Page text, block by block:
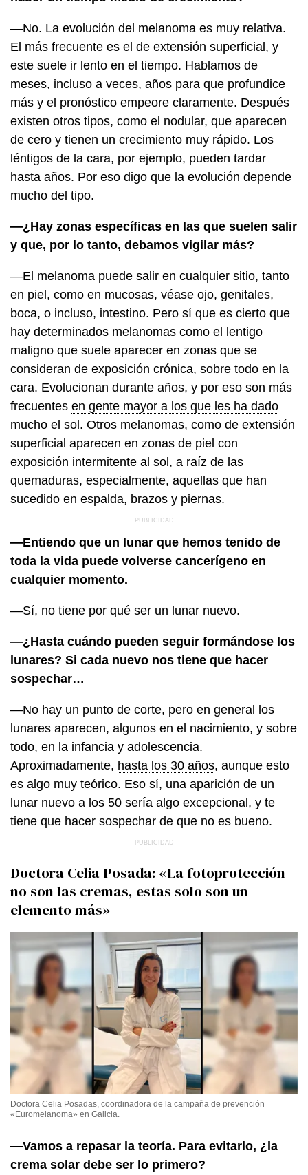
—No. La evolución del melanoma es muy relativa.
El más frecuente es el de extensión superficial, y
este suele ir lento en el tiempo. Hablamos de
meses, incluso a veces, años para que profundice
más y el pronóstico empeore claramente. Después
existen otros tipos, como el nodular, que aparecen
de cero y tienen un crecimiento muy rápido. Los
léntigos de la cara, por ejemplo, pueden tardar
hasta años. Por eso digo que la evolución depende
mucho del tipo.
—¿Hay zonas específicas en las que suelen salir
y que, por lo tanto, debamos vigilar más?
—El melanoma puede salir en cualquier sitio, tanto
en piel, como en mucosas, véase ojo, genitales,
boca, o incluso, intestino. Pero sí que es cierto que
hay determinados melanomas como el lentigo
maligno que suele aparecer en zonas que se
consideran de exposición crónica, sobre todo en la
cara. Evolucionan durante años, y por eso son más
frecuentes en gente mayor a los que les ha dado
mucho el sol. Otros melanomas, como de extensión
superficial aparecen en zonas de piel con
exposición intermitente al sol, a raíz de las
quemaduras, especialmente, aquellas que han
sucedido en espalda, brazos y piernas.
—Entiendo que un lunar que hemos tenido de
toda la vida puede volverse cancerígeno en
cualquier momento.
—Sí, no tiene por qué ser un lunar nuevo.
—¿Hasta cuándo pueden seguir formándose los
lunares? Si cada nuevo nos tiene que hacer
sospechar…
—No hay un punto de corte, pero en general los
lunares aparecen, algunos en el nacimiento, y sobre
todo, en la infancia y adolescencia.
Aproximadamente, hasta los 30 años, aunque esto
es algo muy teórico. Eso sí, una aparición de un
lunar nuevo a los 50 sería algo excepcional, y te
tiene que hacer sospechar de que no es bueno.
Doctora Celia Posada: «La fotoprotección
no son las cremas, estas solo son un
elemento más»
Doctora Celia Posadas, coordinadora de la campaña de prevención
«Euromelanoma» en Galicia.
—Vamos a repasar la teoría. Para evitarlo, ¿la
crema solar debe ser lo primero?